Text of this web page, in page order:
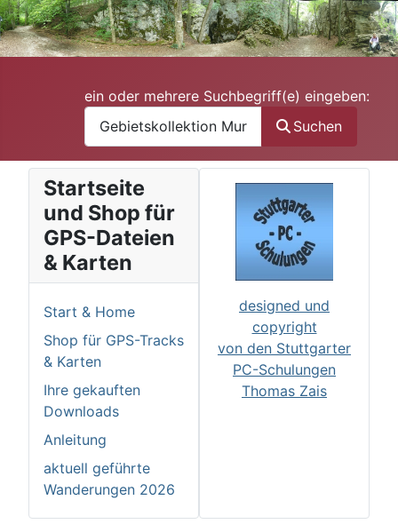
ein oder mehrere Suchbegriff(e) eingeben:
Suchen
Startseite
und Shop für
GPS-Dateien
& Karten
Start & Home
Shop für GPS-Tracks
& Karten
Ihre gekauften
Downloads
Anleitung
aktuell geführte
Wanderungen 2026
designed und
copyright
von den Stuttgarter
PC-Schulungen
Thomas Zais